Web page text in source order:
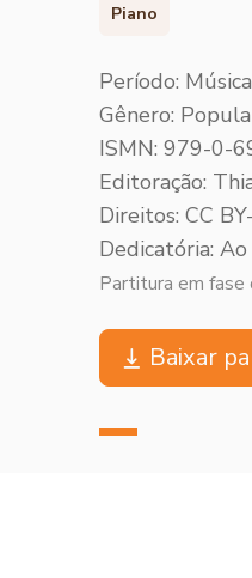
Piano
Período:
Gênero:
ISMN: 979-0-
Editoração:
Direitos: CC
Dedicatória:
Partitura em fase
Baixar